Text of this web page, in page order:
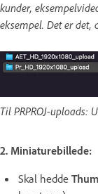
kunder,
eksempel. Det er
Til PRPROJ-uploads:
2. Miniaturebillede:
Skal hedde